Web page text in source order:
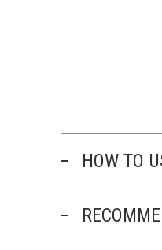
HOW TO